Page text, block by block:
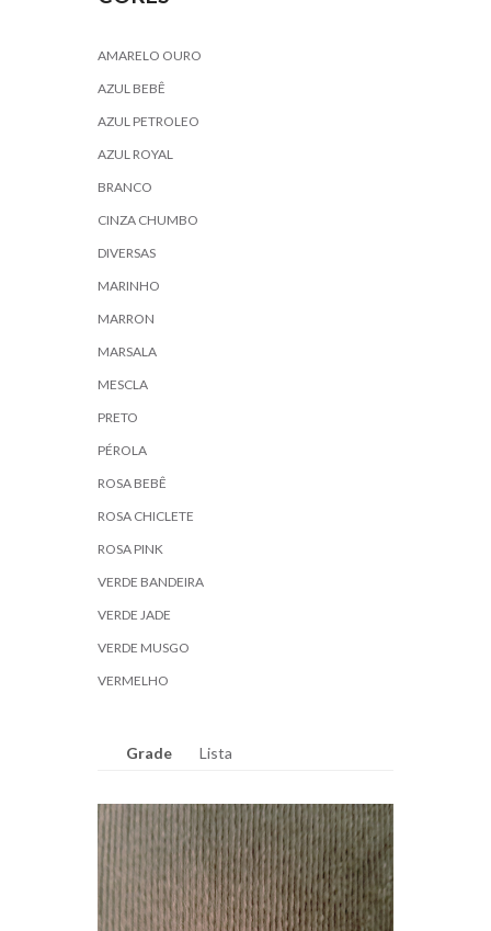
AMARELO OURO
AZUL BEBÊ
AZUL PETROLEO
AZUL ROYAL
BRANCO
CINZA CHUMBO
DIVERSAS
MARINHO
MARRON
MARSALA
MESCLA
PRETO
PÉROLA
ROSA BEBÊ
ROSA CHICLETE
ROSA PINK
VERDE BANDEIRA
VERDE JADE
VERDE MUSGO
VERMELHO
Grade Lista